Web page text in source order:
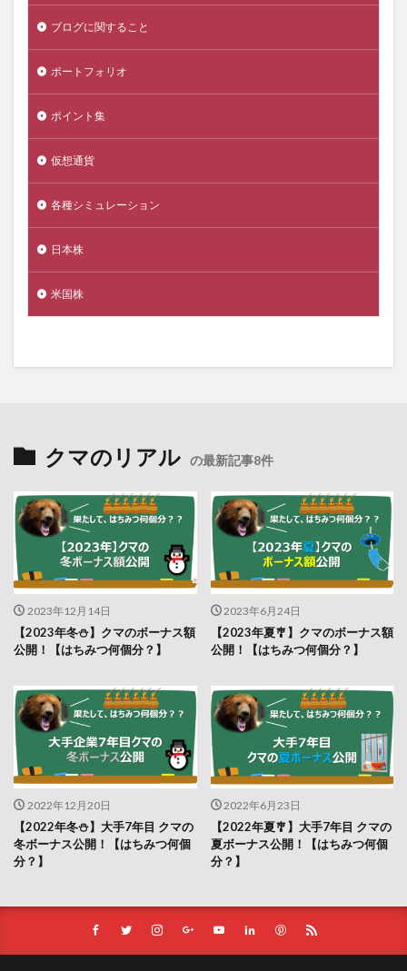
ブログに関すること
ポートフォリオ
ポイント集
仮想通貨
各種シミュレーション
日本株
米国株
クマのリアル の最新記事8件
2023年12月14日
【2023年冬⛄】クマのボーナス額
公開！【はちみつ何個分？】
2023年6月24日
【2023年夏🎐】クマのボーナス額
公開！【はちみつ何個分？】
2022年12月20日
【2022年冬⛄】大手7年目 クマの
冬ボーナス公開！【はちみつ何個
分？】
2022年6月23日
【2022年夏🎐】大手7年目 クマの
夏ボーナス公開！【はちみつ何個
分？】